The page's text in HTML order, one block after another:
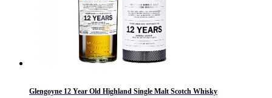
Glengoyne 12 Year Old Highland Single Malt Scotch Whisky